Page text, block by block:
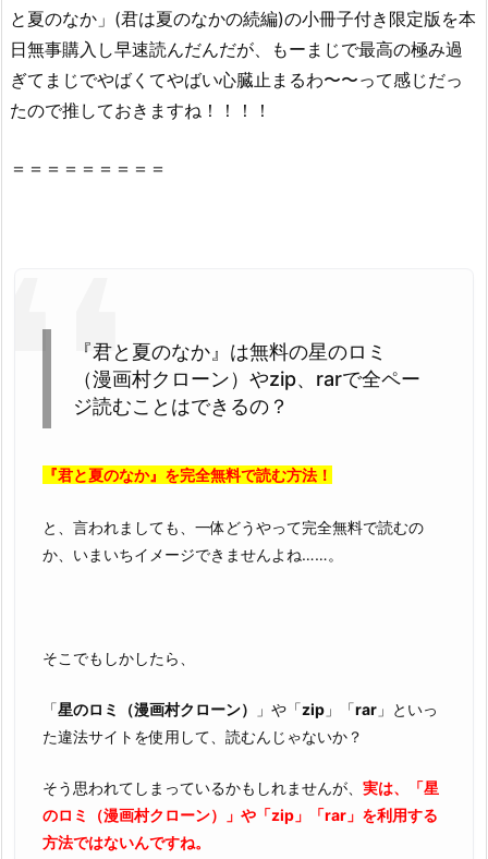
を
作
り
単
と 夏のなか 」(君は夏のなかの続編)の小冊子付き限定版を本
日無事購入し早速読んだんだが、もーまじで最高の極み過
ぎてまじでやばくてやばい心臓止まるわ〜〜って感じだっ
たので推しておきますね！！！！
＝＝＝＝＝＝＝＝＝
『君と夏のなか』は無料の星のロミ
（漫画村クローン）やzip、rarで全ペー
ジ読むことはできるの？
『君と夏のなか』を完全無料で読む方法！
と、言われましても、一体どうやって完全無料で読むの
か、いまいちイメージできませんよね……。
そこでもしかしたら、
「星のロミ（漫画村クローン） 」や「zip 」「rar 」といっ
た違法サイトを使用して、読むんじゃないか？
そう思われてしまっているかもしれませんが、 実は、「星
のロミ（漫画村クローン）」や「zip」「rar」を利用する
方法ではないんですね。